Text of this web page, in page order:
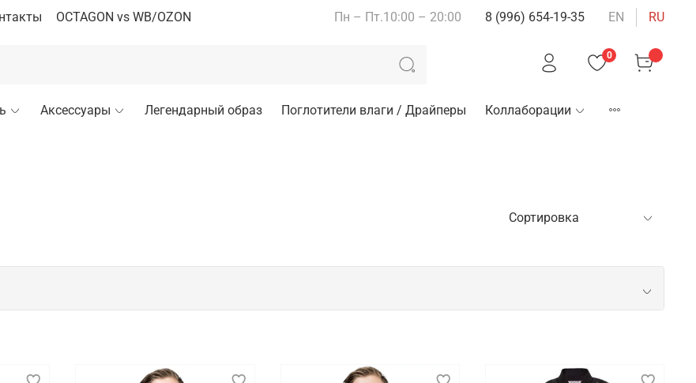
OCTAGON vs WB/OZON Пн – Пт.10:00 – 20:00 8 (996) 654-19-35 EN RU
0
Аксессуары Легендарный образ Поглотители влаги / Драйперы Коллаборации
которая выдерживает интенсивные нагрузки и частые захваты, обеспечивает комфорт и свободу